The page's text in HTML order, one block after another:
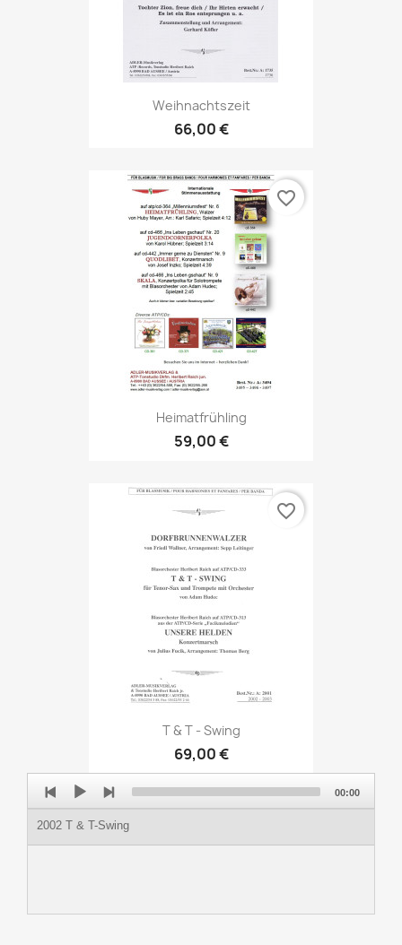
Weihnachtszeit
66,00 €
Heimatfrühling
59,00 €
favorite_border
T & T - Swing
69,00 €
favorite_border
Player
2002 T & T-Swing
00:00